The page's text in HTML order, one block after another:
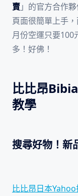
賣」的官方合作
頁面很簡單上手
月份空運只要100
多！好佛！
比比昂
教學
搜尋好物！新
比比昂日本